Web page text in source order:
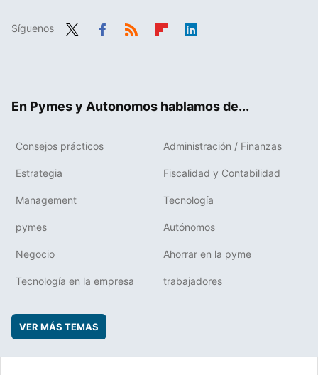
Síguenos
En Pymes y Autonomos hablamos de...
Consejos prácticos Administración / Finanzas
Estrategia Fiscalidad y Contabilidad
Management Tecnología
pymes Autónomos
Negocio Ahorrar en la pyme
Tecnología en la empresa trabajadores
VER MÁS TEMAS